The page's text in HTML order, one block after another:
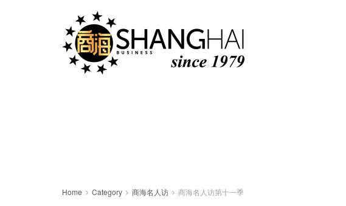
Home Category 商海名人访 商海名人访第十一季